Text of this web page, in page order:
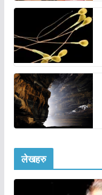
लेखहरु